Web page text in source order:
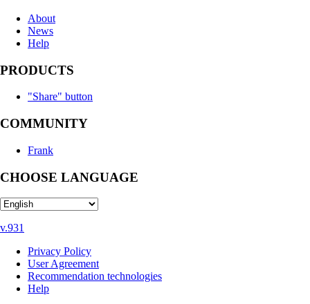
About
News
Help
PRODUCTS
"Share" button
COMMUNITY
Frank
CHOOSE LANGUAGE
v.931
Privacy Policy
User Agreement
Recommendation technologies
Help